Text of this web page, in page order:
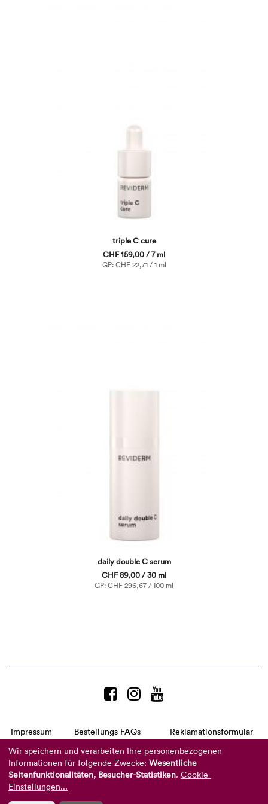
triple C cure
CHF 159,00 / 7 ml
GP: CHF 22,71 / 1 ml
daily double C serum
CHF 89,00 / 30 ml
GP: CHF 296,67 / 100 ml
Impressum Bestellungs FAQs
Reklamationsformular
AGB
Datenschutzerklärung
Barrierefreiheitserklärung
Telefon:+49 8104 8873-310
(Mo-Do: 9-16 Uhr und Fr: 9-14 Uhr)
Wir speichern und verarbeiten Ihre personenbezogenen
Informationen für folgende Zwecke: Wesentliche
Seitenfunktionalitäten, Besucher-Statistiken. Cookie-
Einstellungen...